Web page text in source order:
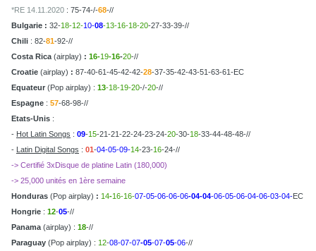
*RE 14.11.2020 : 75-74-/-68-//
Bulgarie : 32-18-12-10-08-13-16-18-20-27-33-39-//
Chili : 82-81-92-//
Costa Rica (airplay) : 16-19-16-20-//
Croatie (airplay) : 87-40-61-45-42-42-28-37-35-42-43-51-63-61-EC
Equateur (Pop airplay) : 13-18-19-20-/-20-//
Espagne : 57-68-98-//
Etats-Unis :
- Hot Latin Songs : 09-15-21-21-22-24-23-24-20-30-18-33-44-48-48-//
-
Latin Digital Songs : 01 -04-05-09-14-23-16-24-//
-> Certifié 3xDisque de platine Latin (180,000)
-> 25,000 unités en 1ère semaine
Honduras (Pop airplay) : 14-16-16-07-05-06-06-06-04-04-06-05-06-04-06-03-04-EC
Hongrie : 12-05-//
Panama (airplay) : 18-//
Paraguay (Pop airplay) : 12-08-07-07-05-07-05-06-//